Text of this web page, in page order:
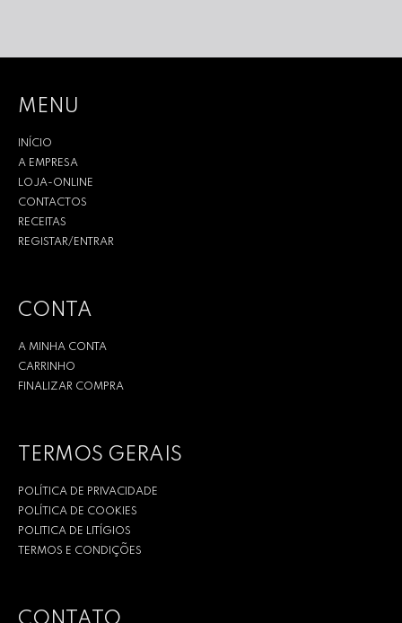
MENU
INÍCIO
A EMPRESA
LOJA-ONLINE
CONTACTOS
RECEITAS
REGISTAR/ENTRAR
CONTA
A MINHA CONTA
CARRINHO
FINALIZAR COMPRA
TERMOS GERAIS
POLÍTICA DE PRIVACIDADE
POLÍTICA DE COOKIES
POLITICA DE LITÍGIOS
TERMOS E CONDIÇÕES